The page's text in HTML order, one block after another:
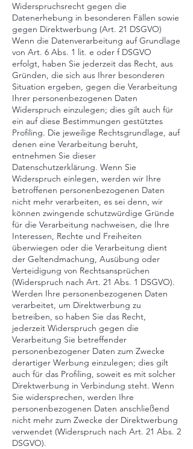
Widerspruchsrecht gegen die
Datenerhebung in besonderen Fällen sowie
gegen Direktwerbung (Art. 21 DSGVO)
Wenn die Datenverarbeitung auf Grundlage
von Art. 6 Abs. 1 lit. e oder f DSGVO
erfolgt, haben Sie jederzeit das Recht, aus
Gründen, die sich aus Ihrer besonderen
Situation ergeben, gegen die Verarbeitung
Ihrer personenbezogenen Daten
Widerspruch einzulegen; dies gilt auch für
ein auf diese Bestimmungen gestütztes
Profiling. Die jeweilige Rechtsgrundlage, auf
denen eine Verarbeitung beruht,
entnehmen Sie dieser
Datenschutzerklärung. Wenn Sie
Widerspruch einlegen, werden wir Ihre
betroffenen personenbezogenen Daten
nicht mehr verarbeiten, es sei denn, wir
können zwingende schutzwürdige Gründe
für die Verarbeitung nachweisen, die Ihre
Interessen, Rechte und Freiheiten
überwiegen oder die Verarbeitung dient
der Geltendmachung, Ausübung oder
Verteidigung von Rechtsansprüchen
(Widerspruch nach Art. 21 Abs. 1 DSGVO).
Werden Ihre personenbezogenen Daten
verarbeitet, um Direktwerbung zu
betreiben, so haben Sie das Recht,
jederzeit Widerspruch gegen die
Verarbeitung Sie betreffender
personenbezogener Daten zum Zwecke
derartiger Werbung einzulegen; dies gilt
auch für das Profiling, soweit es mit solcher
Direktwerbung in Verbindung steht. Wenn
Sie widersprechen, werden Ihre
personenbezogenen Daten anschließend
nicht mehr zum Zwecke der Direktwerbung
verwendet (Widerspruch nach Art. 21 Abs. 2
DSGVO).